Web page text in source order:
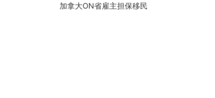
加拿大ON省雇主担保移民